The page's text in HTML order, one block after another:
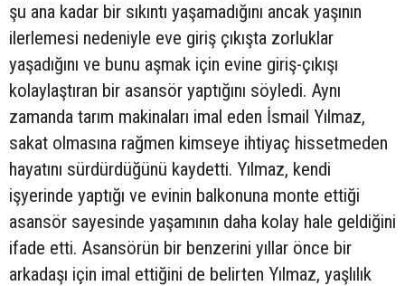
şu ana kadar bir sıkıntı yaşamadığını ancak yaşının
ilerlemesi nedeniyle eve giriş çıkışta zorluklar
yaşadığını ve bunu aşmak için evine giriş-çıkışı
kolaylaştıran bir asansör yaptığını söyledi. Aynı
zamanda tarım makinaları imal eden İsmail Yılmaz,
sakat olmasına rağmen kimseye ihtiyaç hissetmeden
hayatını sürdürdüğünü kaydetti. Yılmaz, kendi
işyerinde yaptığı ve evinin balkonuna monte ettiği
asansör sayesinde yaşamının daha kolay hale geldiğini
ifade etti. Asansörün bir benzerini yıllar önce bir
arkadaşı için imal ettiğini de belirten Yılmaz, yaşlılık